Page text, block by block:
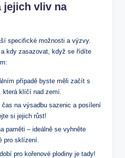
jejich vliv na
specifické možnosti a výzvy.
kdy zasazovat, když se řídíte
případě byste měli začít s
která klíčí nad zemí.
čas na výsadbu sazenic a posílení
si jejich růst!
paměti – ideálně se vyhněte
pro sklízení.
pro kořenové plodiny je tady!